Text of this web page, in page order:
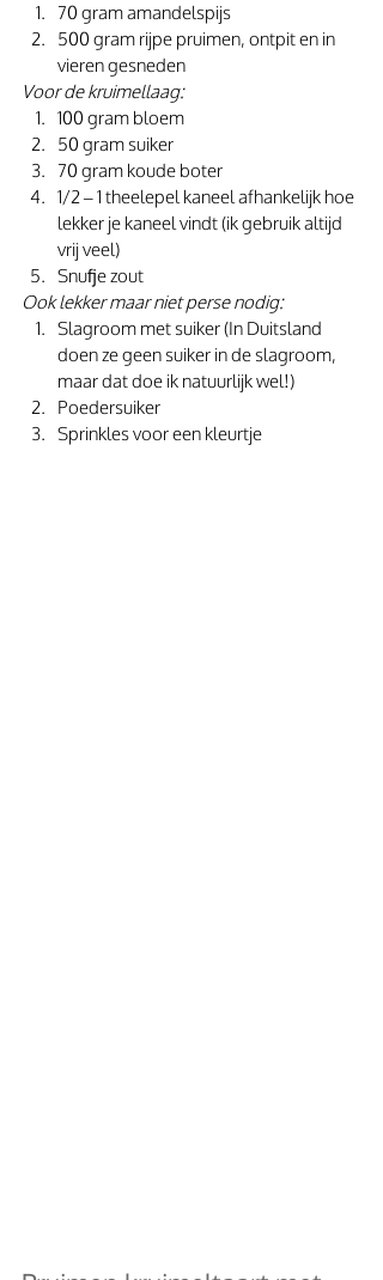
70 gram amandelspijs
500 gram rijpe pruimen, ontpit en in
vieren gesneden
Voor de kruimellaag:
100 gram bloem
50 gram suiker
70 gram koude boter
1/2 – 1 theelepel kaneel afhankelijk hoe
lekker je kaneel vindt (ik gebruik altijd
vrij veel)
Snufje zout
Ook lekker maar niet perse nodig:
Slagroom met suiker (In Duitsland
doen ze geen suiker in de slagroom,
maar dat doe ik natuurlijk wel!)
Poedersuiker
Sprinkles voor een kleurtje